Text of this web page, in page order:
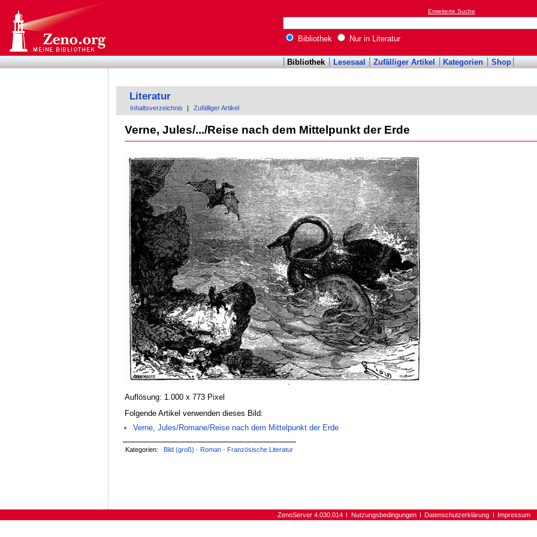
Erweiterte Suche
Bibliothek Nur in Literatur
Bibliothek Lesesaal Zufälliger Artikel Kategorien Shop
Literatur
Inhaltsverzeichnis Zufälliger Artikel
Verne, Jules/.../Reise nach dem Mittelpunkt der Erde
Auflösung: 1.000 x 773 Pixel
Folgende Artikel verwenden dieses Bild:
Verne, Jules/Romane/Reise nach dem Mittelpunkt der Erde
Kategorien: Bild (groß) · Roman · Französische Literatur
ZenoServer 4.030.014 Nutzungsbedingungen Datenschutzerklärung Impressum